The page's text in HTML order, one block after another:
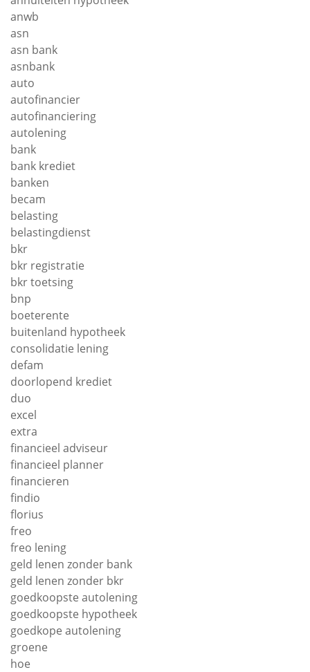
anwb
asn
asn bank
asnbank
auto
autofinancier
autofinanciering
autolening
bank
bank krediet
banken
becam
belasting
belastingdienst
bkr
bkr registratie
bkr toetsing
bnp
boeterente
buitenland hypotheek
consolidatie lening
defam
doorlopend krediet
duo
excel
extra
financieel adviseur
financieel planner
financieren
findio
florius
freo
freo lening
geld lenen zonder bank
geld lenen zonder bkr
goedkoopste autolening
goedkoopste hypotheek
goedkope autolening
groene
hoe